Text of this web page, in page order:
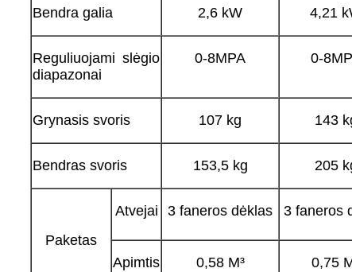
Bendra galia 2,6 kW 4,21
Reguliuojami slėgio
diapazonai
0-8MPA 0-
Grynasis svoris 107 kg 143
Bendras svoris 153,5 kg 205
Paketas
Atvejai 3 faneros dėklas 3 faneros
Apimtis 0,58 M³ 0,75